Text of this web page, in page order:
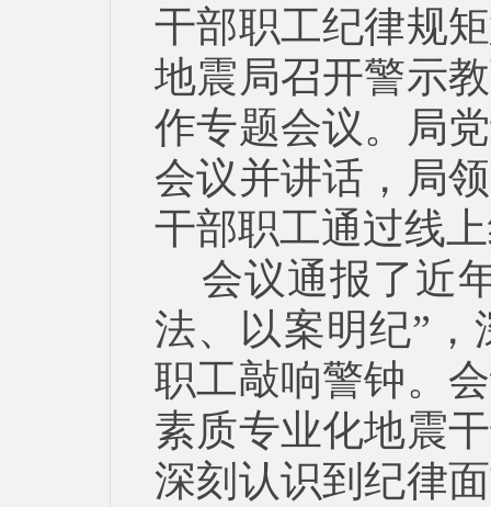
干部职工纪律规
地震局召开警示
作专题会议。局
会议并讲话，局
干部职工通过线
会议通报了近
法、以案明纪”
职工敲响警钟。
素质专业化地震
深刻认识到纪律